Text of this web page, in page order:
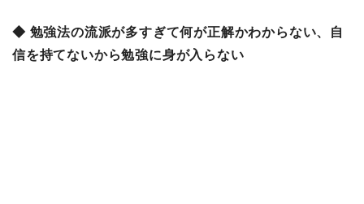
◆ 勉強法の流派が多すぎて何が正解かわからない、自
信を持てないから勉強に身が入らない